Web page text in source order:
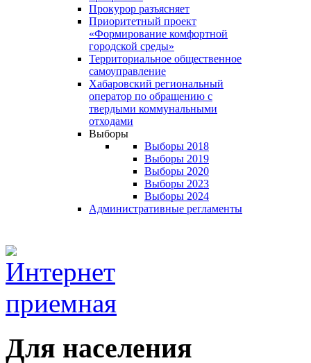
Прокурор разъясняет
Приоритетный проект
«Формирование комфортной
городской среды»
Территориальное общественное
самоуправление
Хабаровский региональный
оператор по обращению с
твердыми коммунальными
отходами
Выборы
Выборы 2018
Выборы 2019
Выборы 2020
Выборы 2023
Выборы 2024
Административные регламенты
Для населения